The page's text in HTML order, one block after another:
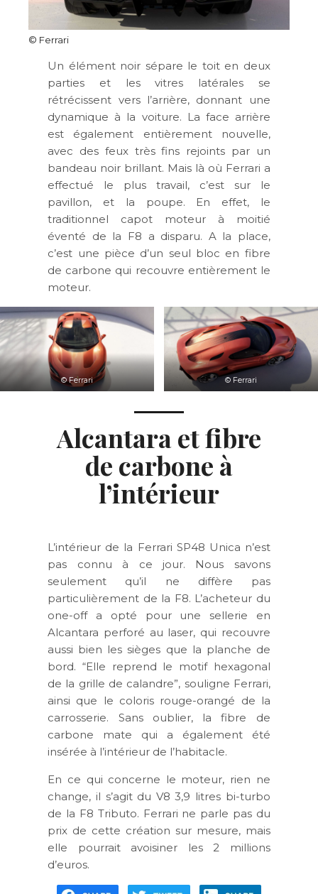
© Ferrari
Un élément noir sépare le toit en deux
parties et les vitres latérales se
rétrécissent vers l’arrière, donnant une
dynamique à la voiture. La face arrière
est également entièrement nouvelle,
avec des feux très fins rejoints par un
bandeau noir brillant. Mais là où Ferrari a
effectué le plus travail, c’est sur le
pavillon, et la poupe. En effet, le
traditionnel capot moteur à moitié
éventé de la F8 a disparu. A la place,
c’est une pièce d’un seul bloc en fibre
de carbone qui recouvre entièrement le
moteur.
© Ferrari © Ferrari
Alcantara et fibre
de carbone à
l’intérieur
L’intérieur de la Ferrari SP48 Unica n’est
pas connu à ce jour. Nous savons
seulement qu’il ne diffère pas
particulièrement de la F8. L’acheteur du
one-off a opté pour une sellerie en
Alcantara perforé au laser, qui recouvre
aussi bien les sièges que la planche de
bord. “Elle reprend le motif hexagonal
de la grille de calandre”, souligne Ferrari,
ainsi que le coloris rouge-orangé de la
carrosserie. Sans oublier, la fibre de
carbone mate qui a également été
insérée à l’intérieur de l’habitacle.
En ce qui concerne le moteur, rien ne
change, il s’agit du V8 3,9 litres bi-turbo
de la F8 Tributo. Ferrari ne parle pas du
prix de cette création sur mesure, mais
elle pourrait avoisiner les 2 millions
d’euros.